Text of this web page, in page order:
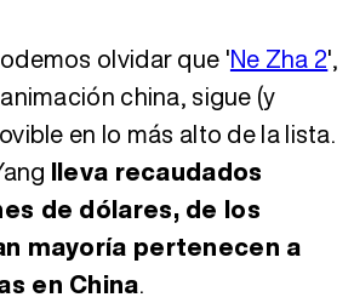
olvidar que 'Ne Zha 2',
china, sigue (y
en lo más alto de la lista.
lleva recaudados
de dólares, de los
mayoría pertenecen a
en China.